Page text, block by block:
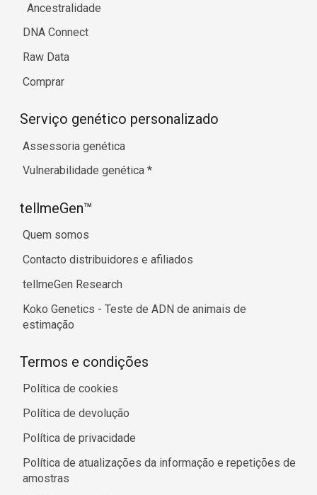
Ancestralidade
DNA Connect
Raw Data
Comprar
Serviço genético personalizado
Assessoria genética
Vulnerabilidade genética *
tellmeGen™
Quem somos
Contacto distribuidores e afiliados
tellmeGen Research
Koko Genetics - Teste de ADN de animais de
estimação
Termos e condições
Política de cookies
Política de devolução
Política de privacidade
Política de atualizações da informação e repetições de
amostras